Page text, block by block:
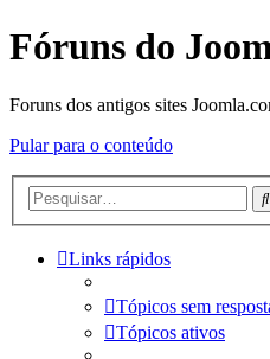
Fóruns do
Foruns dos antigos sites
Pular para o conteúdo
Links rápidos
Tópicos sem
Tópicos ativos